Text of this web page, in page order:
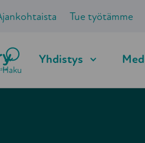
Tue työtämme
Yhdistys
Haku